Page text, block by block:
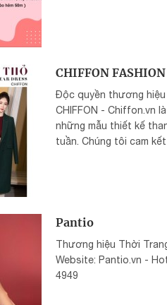
CHIFFON FASHION
Độc quyền thương hiệu
CHIFFON - Chiffon.vn
những mẫu thiết kế
tuần. Chúng tôi cam
Pantio
Thương hiệu Thời
Website: Pantio.vn -
4949